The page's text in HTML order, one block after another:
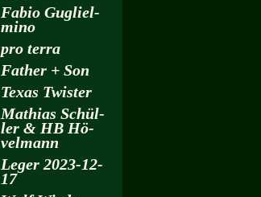
Fabio Gu­gliel­
mi­no
pro terra
Fa­ther + Son
Texas Twis­ter
Ma­thi­as Schül­
ler & HB Hö­
vel­mann
Leger 2023-12-
17